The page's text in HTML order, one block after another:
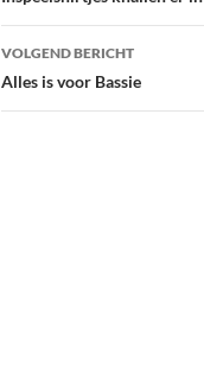
VOLGEND BERICHT
Alles is voor Bassie